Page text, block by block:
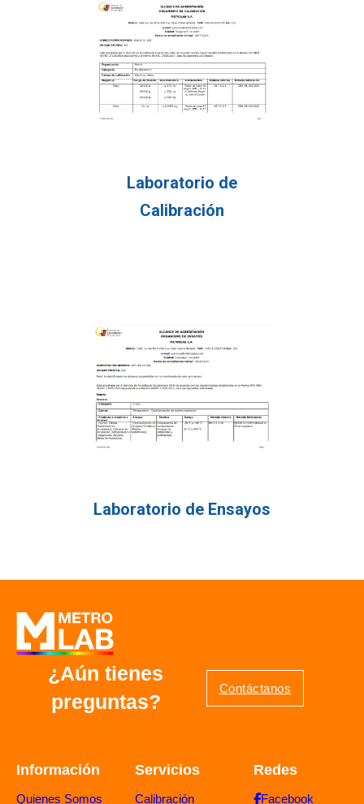
Laboratorio de
Calibración
Laboratorio de Ensayos
¿Aún tienes
preguntas?
Contáctanos
Información
Quienes Somos
Servicios
Calibración
Redes
Facebook